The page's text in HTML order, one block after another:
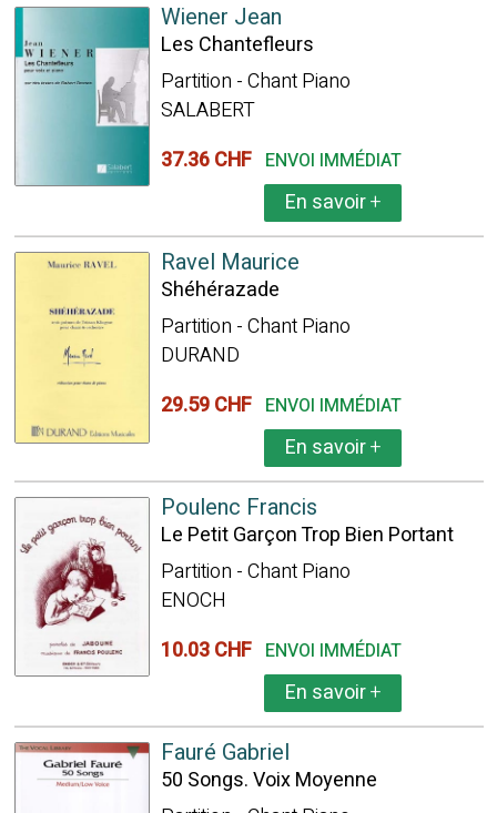
Wiener Jean
Les Chantefleurs
Partition - Chant Piano
SALABERT
37.36 CHF ENVOI IMMÉDIAT
En savoir+
Ravel Maurice
Shéhérazade
Partition - Chant Piano
DURAND
29.59 CHF ENVOI IMMÉDIAT
En savoir+
Poulenc Francis
Le Petit Garçon Trop Bien Portant
Partition - Chant Piano
ENOCH
10.03 CHF ENVOI IMMÉDIAT
En savoir+
Fauré Gabriel
50 Songs. Voix Moyenne